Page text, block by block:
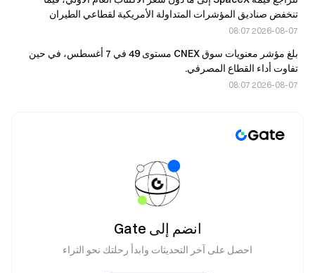
تنخفض صناديق المؤشرات المتداولة الأمريكية لقطاعي الطيران
والفضاء بأكثر من 20% خلال الشهر الماضي
2026-08-07 08:07
بلغ مؤشر معنويات سوق CNEX مستوى 49 في 7 أغسطس، في حين
تفاوت أداء القطاع المصرفي.
2026-08-07 08:07
انضم إلى Gate
احصل على آخر التحديثات وابدأ رحلتك نحو الثراء